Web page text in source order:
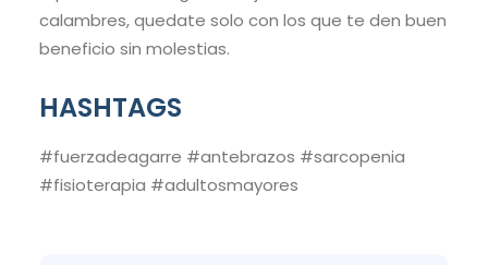
calambres, quedate solo con los que te den buen
beneficio sin molestias.
HASHTAGS
#fuerzadeagarre #antebrazos #sarcopenia
#fisioterapia #adultosmayores